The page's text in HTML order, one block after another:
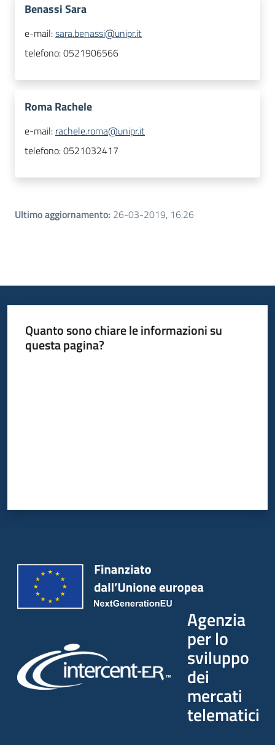
Benassi Sara
e-mail:sara.benassi@unipr.it
telefono:0521906566
Roma Rachele
e-mail: rachele.roma@unipr.it
telefono:0521032417
Ultimo aggiornamento: 26-03-2019, 16:26
Quanto sono chiare le informazioni su
questa pagina?
Agenzia
per lo
sviluppo
dei
mercati
telematici